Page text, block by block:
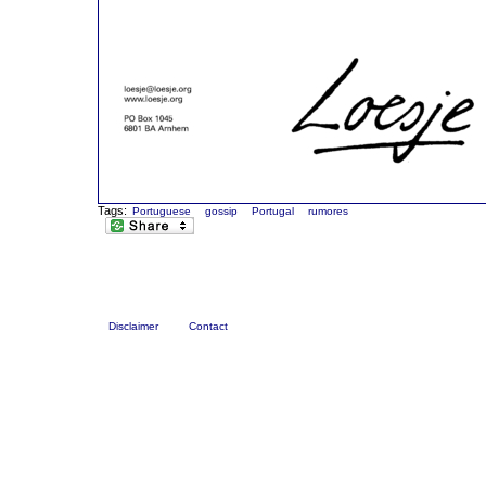
Tags: Portuguese gossip Portugal rumores
Disclaimer Contact